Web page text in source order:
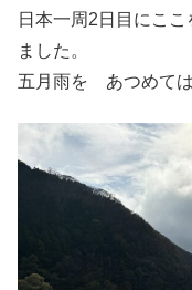
日本一周2日目にこ
ました。
五月雨を あつめて